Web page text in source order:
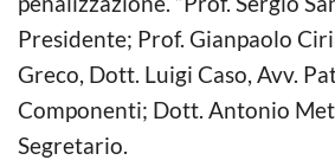
Presidente; Prof. Gianpaolo
Greco, Dott. Luigi Caso, Avv.
Componenti; Dott. Antonio
Segretario.